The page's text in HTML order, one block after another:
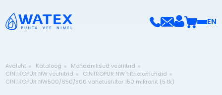
EN
Avaleht Kataloog
Mehaanilised veefiltrid
CINTROPUR NW veefiltrid
CINTROPUR NW filtrielemendid
CINTROPUR NW500/650/800 vahetusfilter 150 mikronit (5 tk)